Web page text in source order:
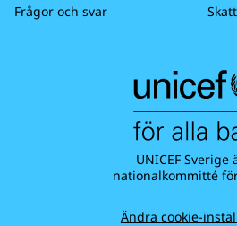
Frågor och svar
UNICEF Sverige
nationalkommitté
Ändra cookie-